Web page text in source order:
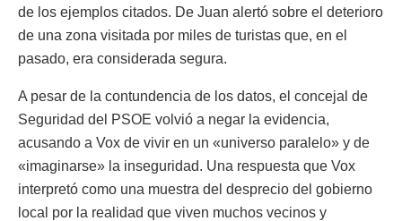
de los ejemplos citados. De Juan alertó sobre el deterioro
de una zona visitada por miles de turistas que, en el
pasado, era considerada segura.
A pesar de la contundencia de los datos, el concejal de
Seguridad del PSOE volvió a negar la evidencia,
acusando a Vox de vivir en un «universo paralelo» y de
«imaginarse» la inseguridad. Una respuesta que Vox
interpretó como una muestra del desprecio del gobierno
local por la realidad que viven muchos vecinos y